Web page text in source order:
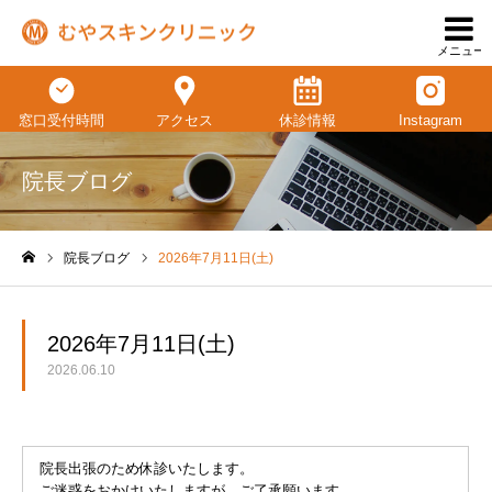
メニュー
窓口受付時間 アクセス 休診情報 Instagram
院長ブログ
院長ブログ 2026年7月11日(土)
2026年7月11日(土)
2026.06.10
院長出張のため休診いたします。